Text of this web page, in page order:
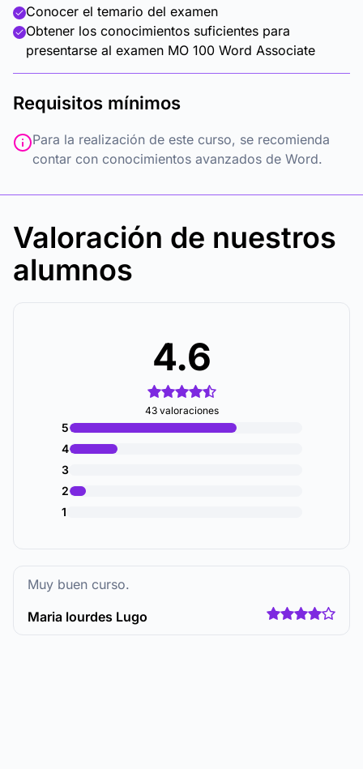
Conocer el temario del examen
Obtener los conocimientos suficientes para
presentarse al examen MO 100 Word Associate
Requisitos mínimos
Para la realización de este curso, se recomienda
contar con conocimientos avanzados de Word.
Valoración de nuestros
alumnos
4.6
43 valoraciones
5
4
3
2
1
Muy buen curso.
Maria lourdes Lugo